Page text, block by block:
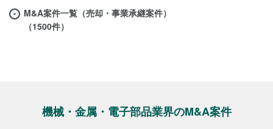
M&A案件一覧（売却・事業承継案件）
（1500件）
機械・金属・電子部品業界のM&A案件